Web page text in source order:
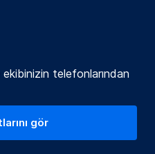
telefonlarından
gör